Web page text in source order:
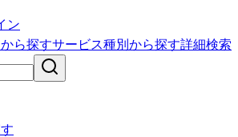
ン
ら探すサービス種別から探す詳細検索